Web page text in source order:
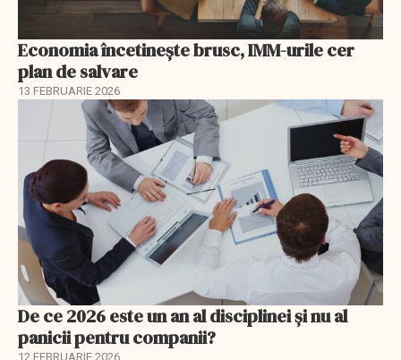
Economia încetinește brusc, IMM-urile cer
plan de salvare
13 FEBRUARIE 2026
De ce 2026 este un an al disciplinei și nu al
panicii pentru companii?
12 FEBRUARIE 2026